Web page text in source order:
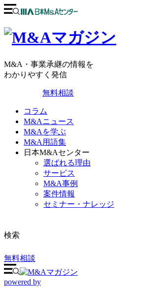
M&A・事業承継の情報を
わかりやすく発信
無料相談
コラム
M&Aニュース
M&Aを学ぶ
M&A用語集
日本M&Aセンター
選ばれる理由
サービス
M&A事例
案件情報
セミナー・ナレッジ
検索
無料相談
powered by